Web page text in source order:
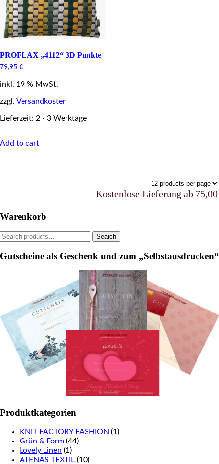
PROFLAX „4112“ 3D Punkte
79,95 €
inkl. 19 % MwSt.
zzgl. Versandkosten
Lieferzeit: 2 - 3 Werktage
Add to cart
Kostenlose Lieferung ab 75,00
Warenkorb
Search
Search
Gutscheine als Geschenk und zum „Selbstausdrucken“
Produktkategorien
KNIT FACTORY FASHION (1)
Grün & Form (44)
Lovely Linen (1)
ATENAS TEXTIL (10)